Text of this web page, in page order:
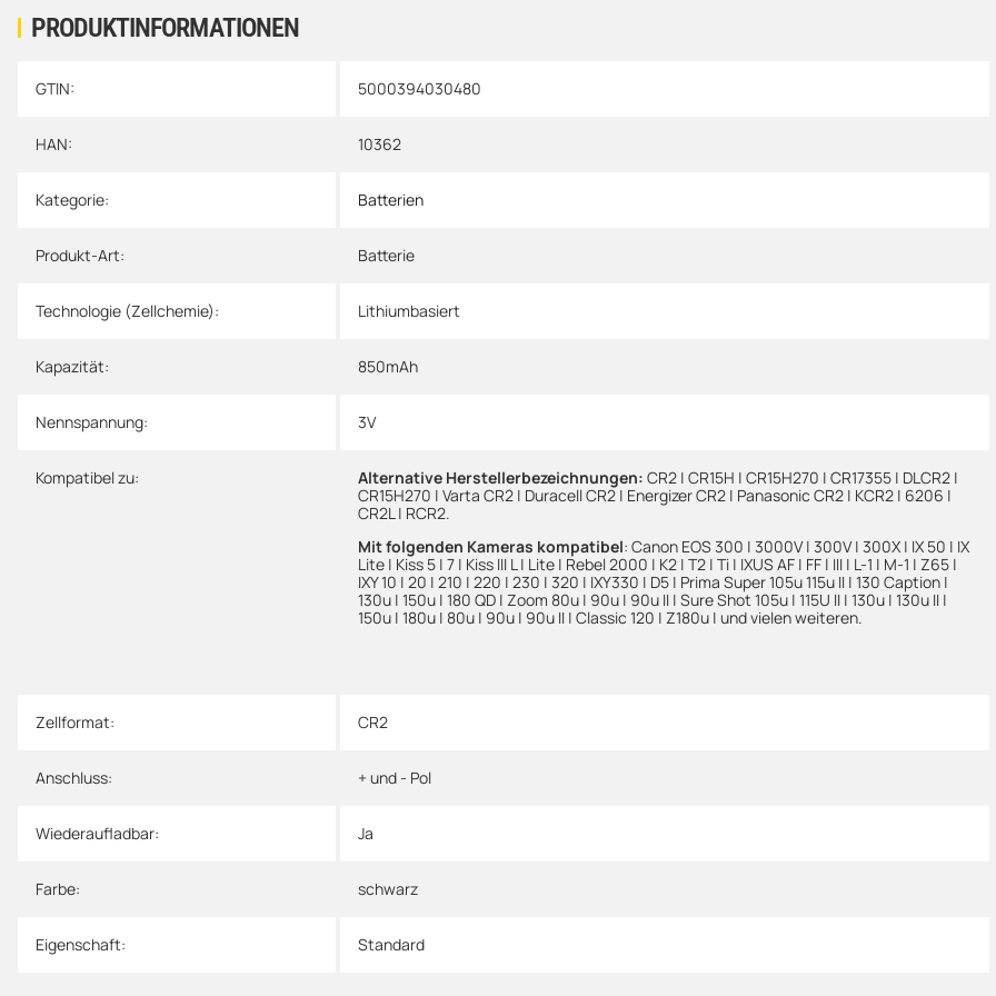
PRODUKTINFORMATIONEN
Produkteigenschaft
Wert
GTIN: 5000394030480
HAN: 10362
Kategorie: Batterien
Produkt-Art: Batterie
Technologie (Zellchemie): Lithiumbasiert
Kapazität: 850mAh
Nennspannung: 3V
Kompatibel zu: Alternative Herstellerbezeichnungen: CR2 | CR15H | CR15H270 | CR17355 | DLCR2 |
CR15H270 | Varta CR2 | Duracell CR2 | Energizer CR2 | Panasonic CR2 | KCR2 | 6206 |
CR2L | RCR2.
Mit folgenden Kameras kompatibel: Canon EOS 300 | 3000V | 300V | 300X | IX 50 | IX
Lite | Kiss 5 | 7 | Kiss III L | Lite | Rebel 2000 | K2 | T2 | Ti | IXUS AF | FF | III | L-1 | M-1 | Z65 |
IXY 10 | 20 | 210 | 220 | 230 | 320 | IXY330 | D5 | Prima Super 105u 115u II | 130 Caption |
130u | 150u | 180 QD | Zoom 80u | 90u | 90u II | Sure Shot 105u | 115U II | 130u | 130u II |
150u | 180u | 80u | 90u | 90u II | Classic 120 | Z180u | und vielen weiteren.
Zellformat: CR2
Anschluss: + und - Pol
Wiederaufladbar: Ja
Farbe: schwarz
Eigenschaft: Standard